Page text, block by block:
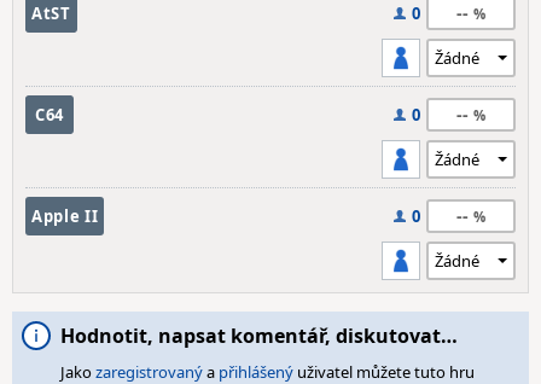
AtST 0 --
C64 0 --
Apple II 0 --
Hodnotit, napsat komentář, diskutovat…
Jakozaregistrovanýa přihlášený uživatel můžete tuto hru